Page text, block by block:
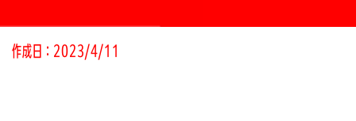
作成日：2023/4/11